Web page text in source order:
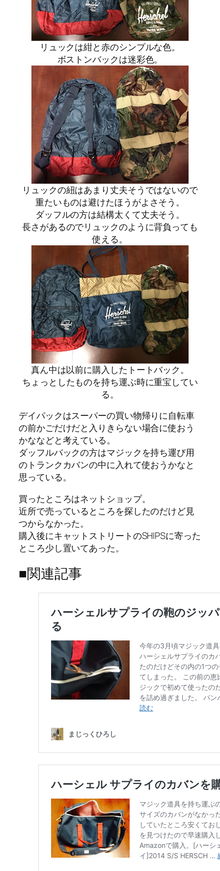
リュックは紺と赤のシンプルな色。
ボストンバックは迷彩色。
リュックの紐はあまり丈夫そうではないので
重たいものは避けたほうがよさそう。
ダッフルの方は結構太くて丈夫そう。
長さがあるのでリュックのように背負っても
使える。
真ん中は以前に購入したトートバック。
ちょっとしたものを持ち運ぶ時に重宝してい
る。
デイパックはスーパーの買い物帰りに自転車
の前かごだけだと入りきらない場合に使おう
かななどと考えている。
ダッフルバックの方はマジックを持ち運び用
のトランクカバンの中に入れて使おうかなと
思っている。
買ったところはネットショップ。
近所で売っているところを探したのだけど見
つからなかった。
購入後にキャットストリートのSHIPSに寄った
ところ少し置いてあった。
■関連記事